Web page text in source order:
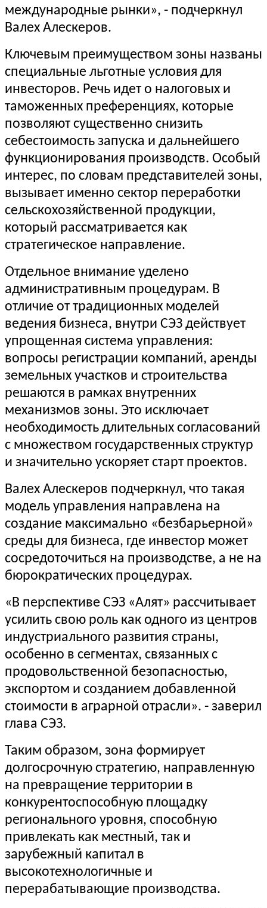
международные рынки», - подчеркнул
Валех Алескеров.
Ключевым преимуществом зоны названы
специальные льготные условия для
инвесторов. Речь идет о налоговых и
таможенных преференциях, которые
позволяют существенно снизить
себестоимость запуска и дальнейшего
функционирования производств. Особый
интерес, по словам представителей зоны,
вызывает именно сектор переработки
сельскохозяйственной продукции,
который рассматривается как
стратегическое направление.
Отдельное внимание уделено
административным процедурам. В
отличие от традиционных моделей
ведения бизнеса, внутри СЭЗ действует
упрощенная система управления:
вопросы регистрации компаний, аренды
земельных участков и строительства
решаются в рамках внутренних
механизмов зоны. Это исключает
необходимость длительных согласований
с множеством государственных структур
и значительно ускоряет старт проектов.
Валех Алескеров подчеркнул, что такая
модель управления направлена на
создание максимально «безбарьерной»
среды для бизнеса, где инвестор может
сосредоточиться на производстве, а не на
бюрократических процедурах.
«В перспективе СЭЗ «Алят» рассчитывает
усилить свою роль как одного из центров
индустриального развития страны,
особенно в сегментах, связанных с
продовольственной безопасностью,
экспортом и созданием добавленной
стоимости в аграрной отрасли». - заверил
глава СЭЗ.
Таким образом, зона формирует
долгосрочную стратегию, направленную
на превращение территории в
конкурентоспособную площадку
регионального уровня, способную
привлекать как местный, так и
зарубежный капитал в
высокотехнологичные и
перерабатывающие производства.